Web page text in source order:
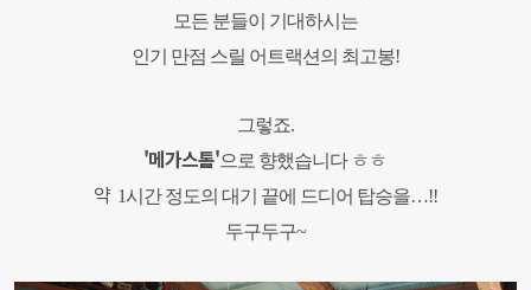
모든 분들이 기대하시는
인기 만점 스릴 어트랙션의 최고봉!
그렇죠.
'메가스톰'으로 향했습니다 ㅎㅎ
약 1시간 정도의 대기 끝에 드디어 탑승을…!!
두구두구~